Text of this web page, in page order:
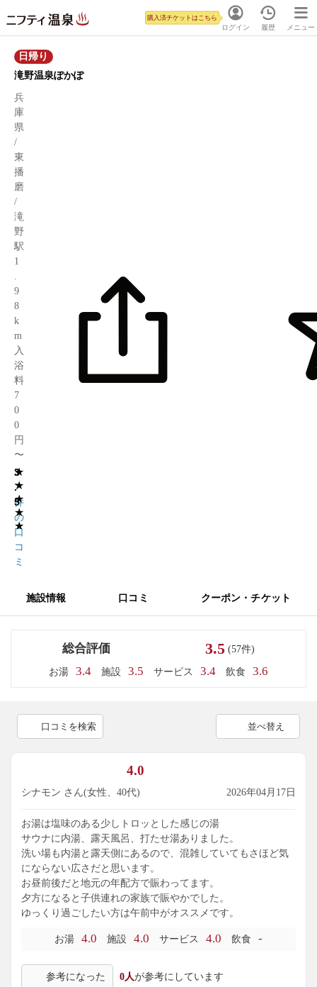
ログイン
購入済チケットはこちら
履歴 メニュー
日帰り
滝野温泉ぽかぽ
兵
庫
県
/
東
播
磨
/
滝
野
駅
1
9
8
k
m
入
浴
料
7
0
0
円
〜
★
★
★
★
★
3
.
5
5
7
件
の
口
コ
ミ
施設情報 口コミ クーポン・チケット
総合評価 3.5 (57件)
お湯 3.4 施設 3.5 サービス 3.4 飲食 3.6
口コミを検索 並べ替え
4.0
シナモン さん(女性、40代) 2026年04月17日
お湯は塩味のある少しトロッとした感じの湯
サウナに内湯、露天風呂、打たせ湯ありました。
洗い場も内湯と露天側にあるので、混雑していてもさほど気
にならない広さだと思います。
お昼前後だと地元の年配方で賑わってます。
夕方になると子供連れの家族で賑やかでした。
ゆっくり過ごしたい方は午前中がオススメです。
お湯 4.0 施設 4.0 サービス 4.0 飲食 -
参考になった 0人が参考にしています